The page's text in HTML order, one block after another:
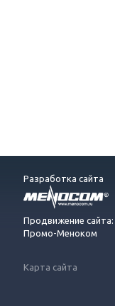
Разработка сайта
Продвижение сайта:
Промо-Меноком
Карта сайта